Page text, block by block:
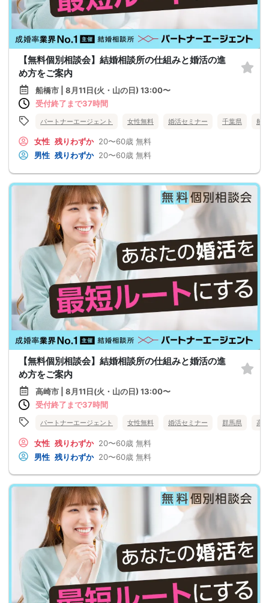
【無料個別相談会】結婚相談所の仕組みと婚活の進
め方をご案内
船橋市 | 8月11日(火・山の日) 13:00〜
受付終了まで37時間
パートナーエージェント 女性無料 婚活セミナー 千葉県 船
女性 残りわずか 20〜60歳 無料
男性 残りわずか 20〜60歳 無料
【無料個別相談会】結婚相談所の仕組みと婚活の進
め方をご案内
高崎市 | 8月11日(火・山の日) 13:00〜
受付終了まで37時間
パートナーエージェント 女性無料 婚活セミナー 群馬県 高
女性 残りわずか 20〜60歳 無料
男性 残りわずか 20〜60歳 無料